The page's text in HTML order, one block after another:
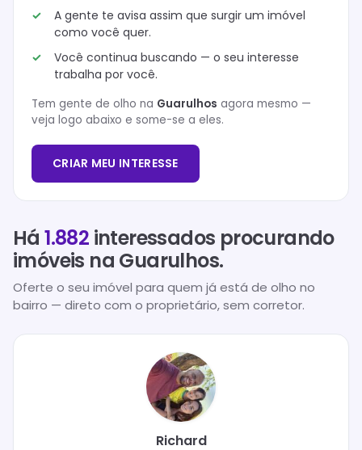
A gente te avisa assim que surgir um imóvel
como você quer.
Você continua buscando — o seu interesse
trabalha por você.
Tem gente de olho na Guarulhos agora mesmo —
veja logo abaixo e some-se a eles.
CRIAR MEU INTERESSE
Há1.882 interessados procurando
imóveis na Guarulhos.
Oferte o seu imóvel para quem já está de olho no
bairro — direto com o proprietário, sem corretor.
Richard